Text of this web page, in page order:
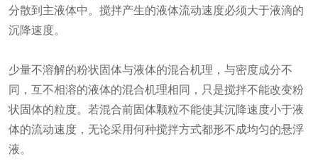
分散到主液体中。搅拌产生的液体流动速度必须大于液滴的
沉降速度。
少量不溶解的粉状固体与液体的混合机理，与密度成分不
同，互不相溶的液体的混合机理相同，只是搅拌不能改变粉
状固体的粒度。若混合前固体颗粒不能使其沉降速度小于液
体的流动速度，无论采用何种搅拌方式都形不成均匀的悬浮
液。